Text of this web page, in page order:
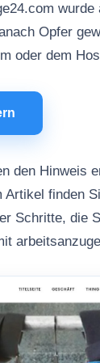
wurde
Opfer
oder dem
den Hinweis
finden
Schritte, die